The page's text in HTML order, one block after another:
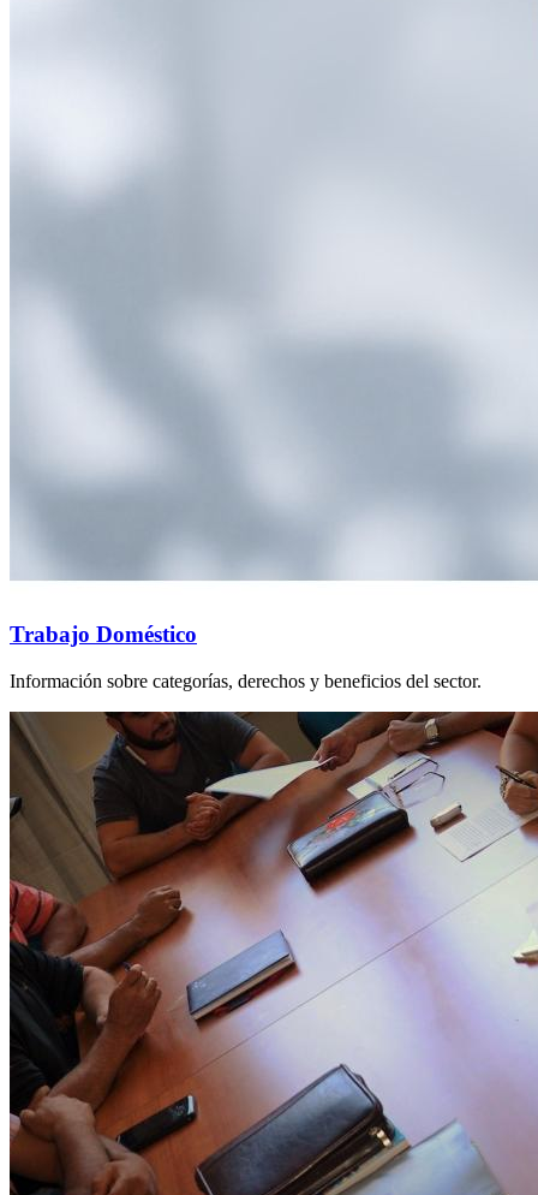
Trabajo Doméstico
Información sobre categorías, derechos y beneficios del sector.